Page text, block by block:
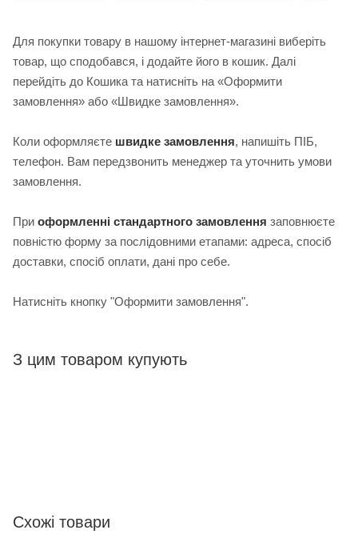
Для покупки товару в нашому інтернет-магазині виберіть
товар, що сподобався, і додайте його в кошик. Далі
перейдіть до Кошика та натисніть на «Оформити
замовлення» або «Швидке замовлення».
Коли оформляєте швидке замовлення, напишіть ПІБ,
телефон. Вам передзвонить менеджер та уточнить умови
замовлення.
При оформленні стандартного замовлення заповнюєте
повністю форму за послідовними етапами: адреса, спосіб
доставки, спосіб оплати, дані про себе.
Натисніть кнопку "Оформити замовлення".
З цим товаром купують
Схожі товари